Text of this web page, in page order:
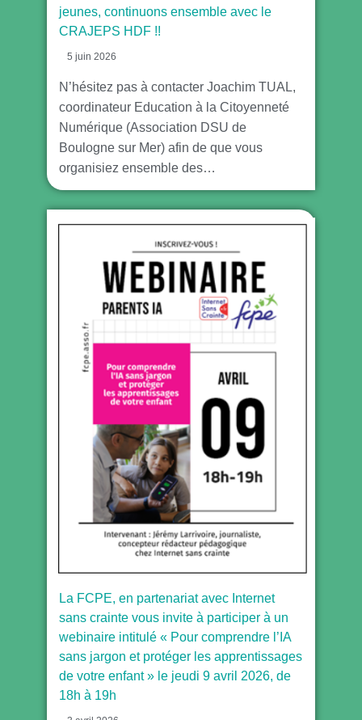
jeunes, continuons ensemble avec le
CRAJEPS HDF !!
5 juin 2026
N’hésitez pas à contacter Joachim TUAL,
coordinateur Education à la Citoyenneté
Numérique (Association DSU de
Boulogne sur Mer) afin de que vous
organisiez ensemble des…
La FCPE, en partenariat avec Internet
sans crainte vous invite à participer à un
webinaire intitulé « Pour comprendre l’IA
sans jargon et protéger les apprentissages
de votre enfant » le jeudi 9 avril 2026, de
18h à 19h